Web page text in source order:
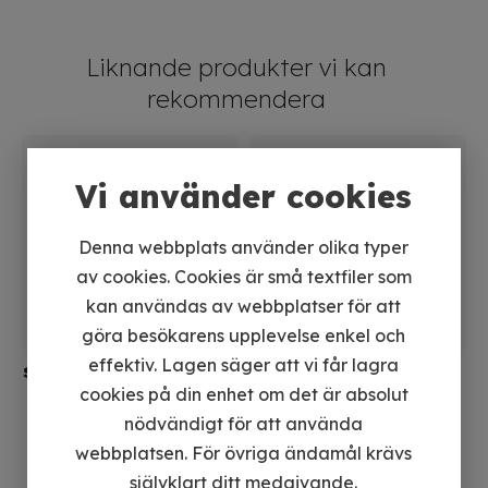
Vi använder cookies
Denna webbplats använder olika typer
av cookies. Cookies är små textfiler som
kan användas av webbplatser för att
göra besökarens upplevelse enkel och
effektiv. Lagen säger att vi får lagra
cookies på din enhet om det är absolut
nödvändigt för att använda
webbplatsen. För övriga ändamål krävs
självklart ditt medgivande.
monteringsdetaljer
Inkl. fjärrkontroll och 10
Art. nr 11-3500
Liknande produkter vi kan
rekommendera
Syntetisk vinchlina med
krok
15 meter
kr 495 kr
Syntetlina till vinsch
ATV
Syntetisk vinschlina – 5
mm x 15 meter